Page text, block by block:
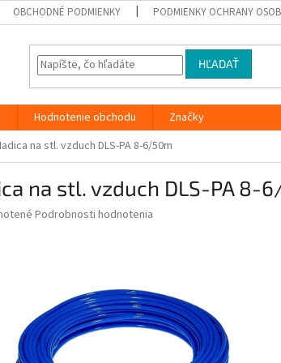
OBCHODNÉ PODMIENKY PODMIENKY OCHRANY
HĽADAŤ
Hodnotenie obchodu
Značky
na stl. vzduch DLS-PA 8-6/50m
na stl. vzduch DLS-PA 8-
Podrobnosti hodnotenia